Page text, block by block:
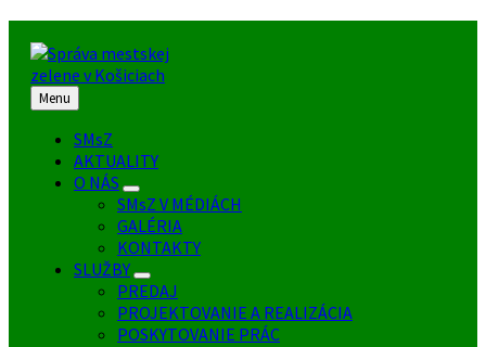
Menu
SMsZ
AKTUALITY
O NÁS
SMsZ V MÉDIÁCH
GALÉRIA
KONTAKTY
SLUŽBY
PREDAJ
PROJEKTOVANIE A REALIZÁCIA
POSKYTOVANIE PRÁC